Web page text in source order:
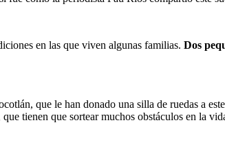
en las que viven algunas familias. Dos
que le han donado una silla de ruedas a
tienen que sortear muchos obstáculos en la